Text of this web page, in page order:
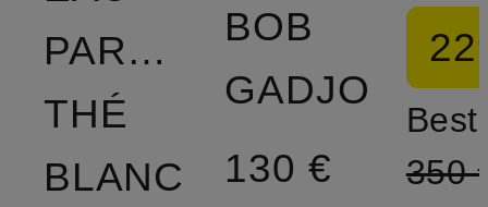
PARFUMÉE
THÉ
BLANC
BOB
GADJO
130 €
350